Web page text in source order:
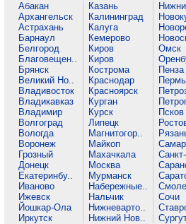
Абакан
Архангельск
Астрахань
Барнаул
Белгород
Благовещен..
Брянск
Великий Но..
Владивосток
Владикавказ
Владимир
Волгоград
Вологда
Воронеж
Грозный
Донецк
Екатеринбу..
Иваново
Ижевск
Йошкар-Ола
Иркутск
Казань
Калининград
Калуга
Кемерово
Киров
Киров
Кострома
Краснодар
Красноярск
Курган
Курск
Липецк
Магнитогор..
Майкоп
Махачкала
Москва
Мурманск
Набережные..
Нальчик
Нижневарто..
Нижний Нов..
Омск
Пенза
Пермь
Псков
Сочи